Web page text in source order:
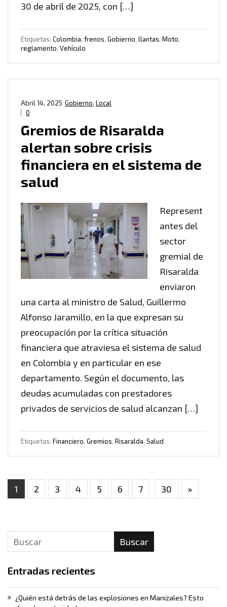
30 de abril de 2025, con […]
Etiquetas: Colombia, frenos, Gobierno, llantas, Moto,
reglamento, Vehículo
Gobierno, Local
Abril 14, 2025
0
Gremios de Risaralda
alertan sobre crisis
financiera en el sistema de
salud
Represent
antes del
sector
gremial de
Risaralda
enviaron
una carta al ministro de Salud, Guillermo
Alfonso Jaramillo, en la que expresan su
preocupación por la crítica situación
financiera que atraviesa el sistema de salud
en Colombia y en particular en ese
departamento. Según el documento, las
deudas acumuladas con prestadores
privados de servicios de salud alcanzan […]
Etiquetas: Financiero, Gremios, Risaralda, Salud
1 2 3 4 5 6 7 30 »
Buscar
Entradas recientes
¿Quién está detrás de las explosiones en Manizales? Esto